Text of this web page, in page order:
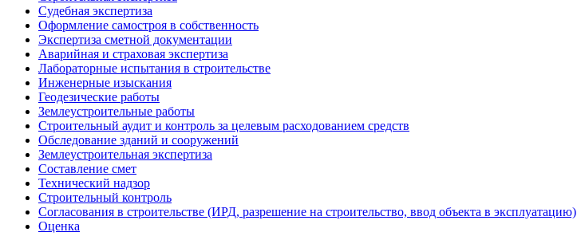
Судебная экспертиза
Оформление самостроя в собственность
Экспертиза сметной документации
Аварийная и страховая экспертиза
Лабораторные испытания в строительстве
Инженерные изыскания
Геодезические работы
Землеустроительные работы
Строительный аудит и контроль за целевым расходованием средств
Обследование зданий и сооружений
Землеустроительная экспертиза
Составление смет
Технический надзор
Строительный контроль
Согласования в строительстве (ИРД, разрешение на строительство, ввод объекта в эксплуатацию)
Оценка